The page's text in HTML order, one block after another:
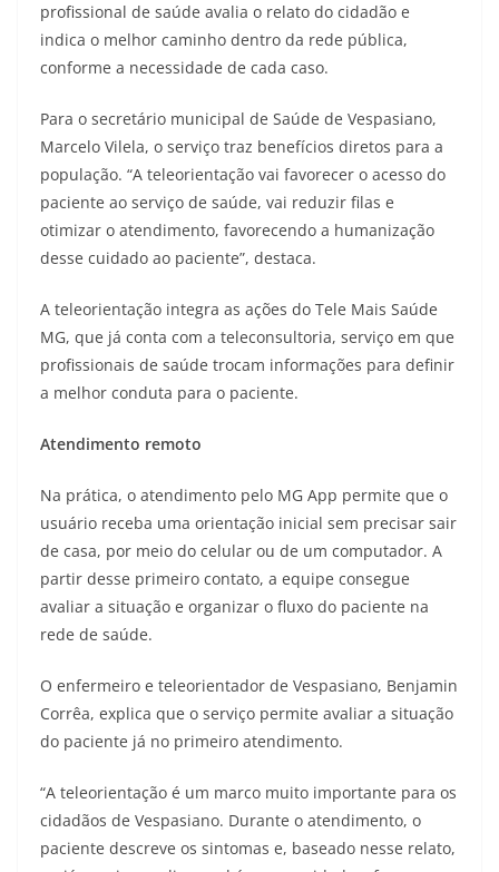
profissional de saúde avalia o relato do cidadão e
indica o melhor caminho dentro da rede pública,
conforme a necessidade de cada caso.
Para o secretário municipal de Saúde de Vespasiano,
Marcelo Vilela, o serviço traz benefícios diretos para a
população. “A teleorientação vai favorecer o acesso do
paciente ao serviço de saúde, vai reduzir filas e
otimizar o atendimento, favorecendo a humanização
desse cuidado ao paciente”, destaca.
A teleorientação integra as ações do Tele Mais Saúde
MG, que já conta com a teleconsultoria, serviço em que
profissionais de saúde trocam informações para definir
a melhor conduta para o paciente.
Atendimento remoto
Na prática, o atendimento pelo MG App permite que o
usuário receba uma orientação inicial sem precisar sair
de casa, por meio do celular ou de um computador. A
partir desse primeiro contato, a equipe consegue
avaliar a situação e organizar o fluxo do paciente na
rede de saúde.
O enfermeiro e teleorientador de Vespasiano, Benjamin
Corrêa, explica que o serviço permite avaliar a situação
do paciente já no primeiro atendimento.
“A teleorientação é um marco muito importante para os
cidadãos de Vespasiano. Durante o atendimento, o
paciente descreve os sintomas e, baseado nesse relato,